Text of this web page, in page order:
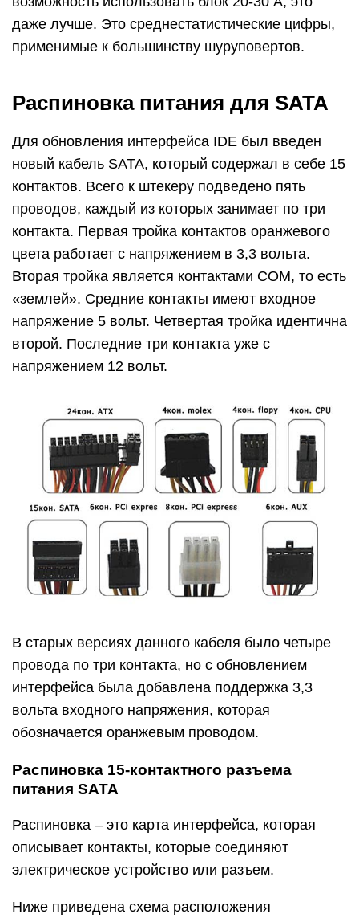
даже лучше. Это среднестатистические цифры,
применимые к большинству шуруповертов.
Распиновка питания для SATA
Для обновления интерфейса IDE был введен
новый кабель SATA, который содержал в себе 15
контактов. Всего к штекеру подведено пять
проводов, каждый из которых занимает по три
контакта. Первая тройка контактов оранжевого
цвета работает с напряжением в 3,3 вольта.
Вторая тройка является контактами COM, то есть
«землей». Средние контакты имеют входное
напряжение 5 вольт. Четвертая тройка идентична
второй. Последние три контакта уже с
напряжением 12 вольт.
В старых версиях данного кабеля было четыре
провода по три контакта, но с обновлением
интерфейса была добавлена поддержка 3,3
вольта входного напряжения, которая
обозначается оранжевым проводом.
Распиновка 15-контактного разъема
питания SATA
Распиновка – это карта интерфейса, которая
описывает контакты, которые соединяют
электрическое устройство или разъем.
Ниже приведена схема расположения